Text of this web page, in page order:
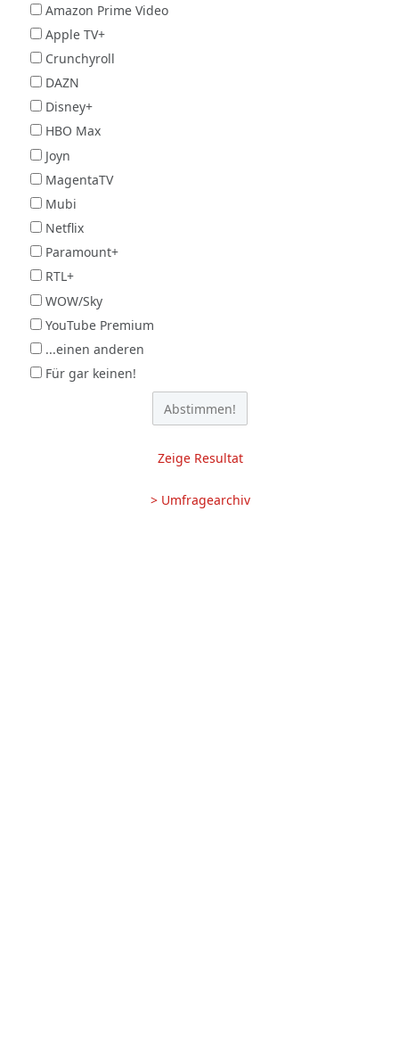
Amazon Prime Video
Apple TV+
Crunchyroll
DAZN
Disney+
HBO Max
Joyn
MagentaTV
Mubi
Netflix
Paramount+
RTL+
WOW/Sky
YouTube Premium
...einen anderen
Für gar keinen!
Zeige Resultat
> Umfragearchiv